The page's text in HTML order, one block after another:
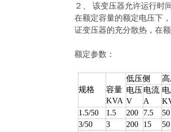
２、 该变压器允许运行时间
在额定容量的额定电压下
证变压器的充分散热，在
额定参数：
规格
容量
KVA
低压侧 高
电压
V
电流
A
1.5/50
1.5 200 7.5 50
3/50
3 200 15 50